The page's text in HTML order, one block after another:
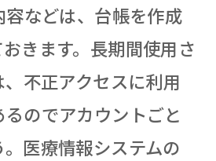
などは、台帳を作成
きます。長期間使用さ
不正アクセスに利用
のでアカウントごと
医療情報システムの